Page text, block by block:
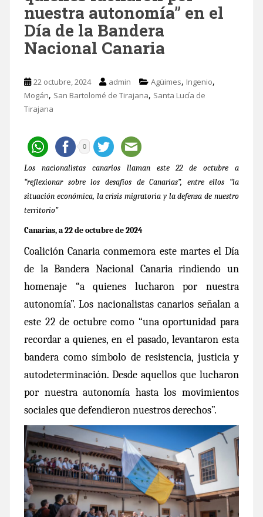
nuestra autonomía” en el
Día de la Bandera
Nacional Canaria
22 octubre, 2024 admin Agüimes, Ingenio,
Mogán, San Bartolomé de Tirajana, Santa Lucía de
Tirajana
0
Los nacionalistas canarios llaman este 22 de octubre a
“reflexionar sobre los desafíos de Canarias”, entre ellos “la
situación económica, la crisis migratoria y la defensa de nuestro
territorio”
Canarias, a 22 de octubre de 2024
Coalición Canaria conmemora este martes el Día
de la Bandera Nacional Canaria rindiendo un
homenaje “a quienes lucharon por nuestra
autonomía”. Los nacionalistas canarios señalan a
este 22 de octubre como “una oportunidad para
recordar a quienes, en el pasado, levantaron esta
bandera como símbolo de resistencia, justicia y
autodeterminación. Desde aquellos que lucharon
por nuestra autonomía hasta los movimientos
sociales que defendieron nuestros derechos”.